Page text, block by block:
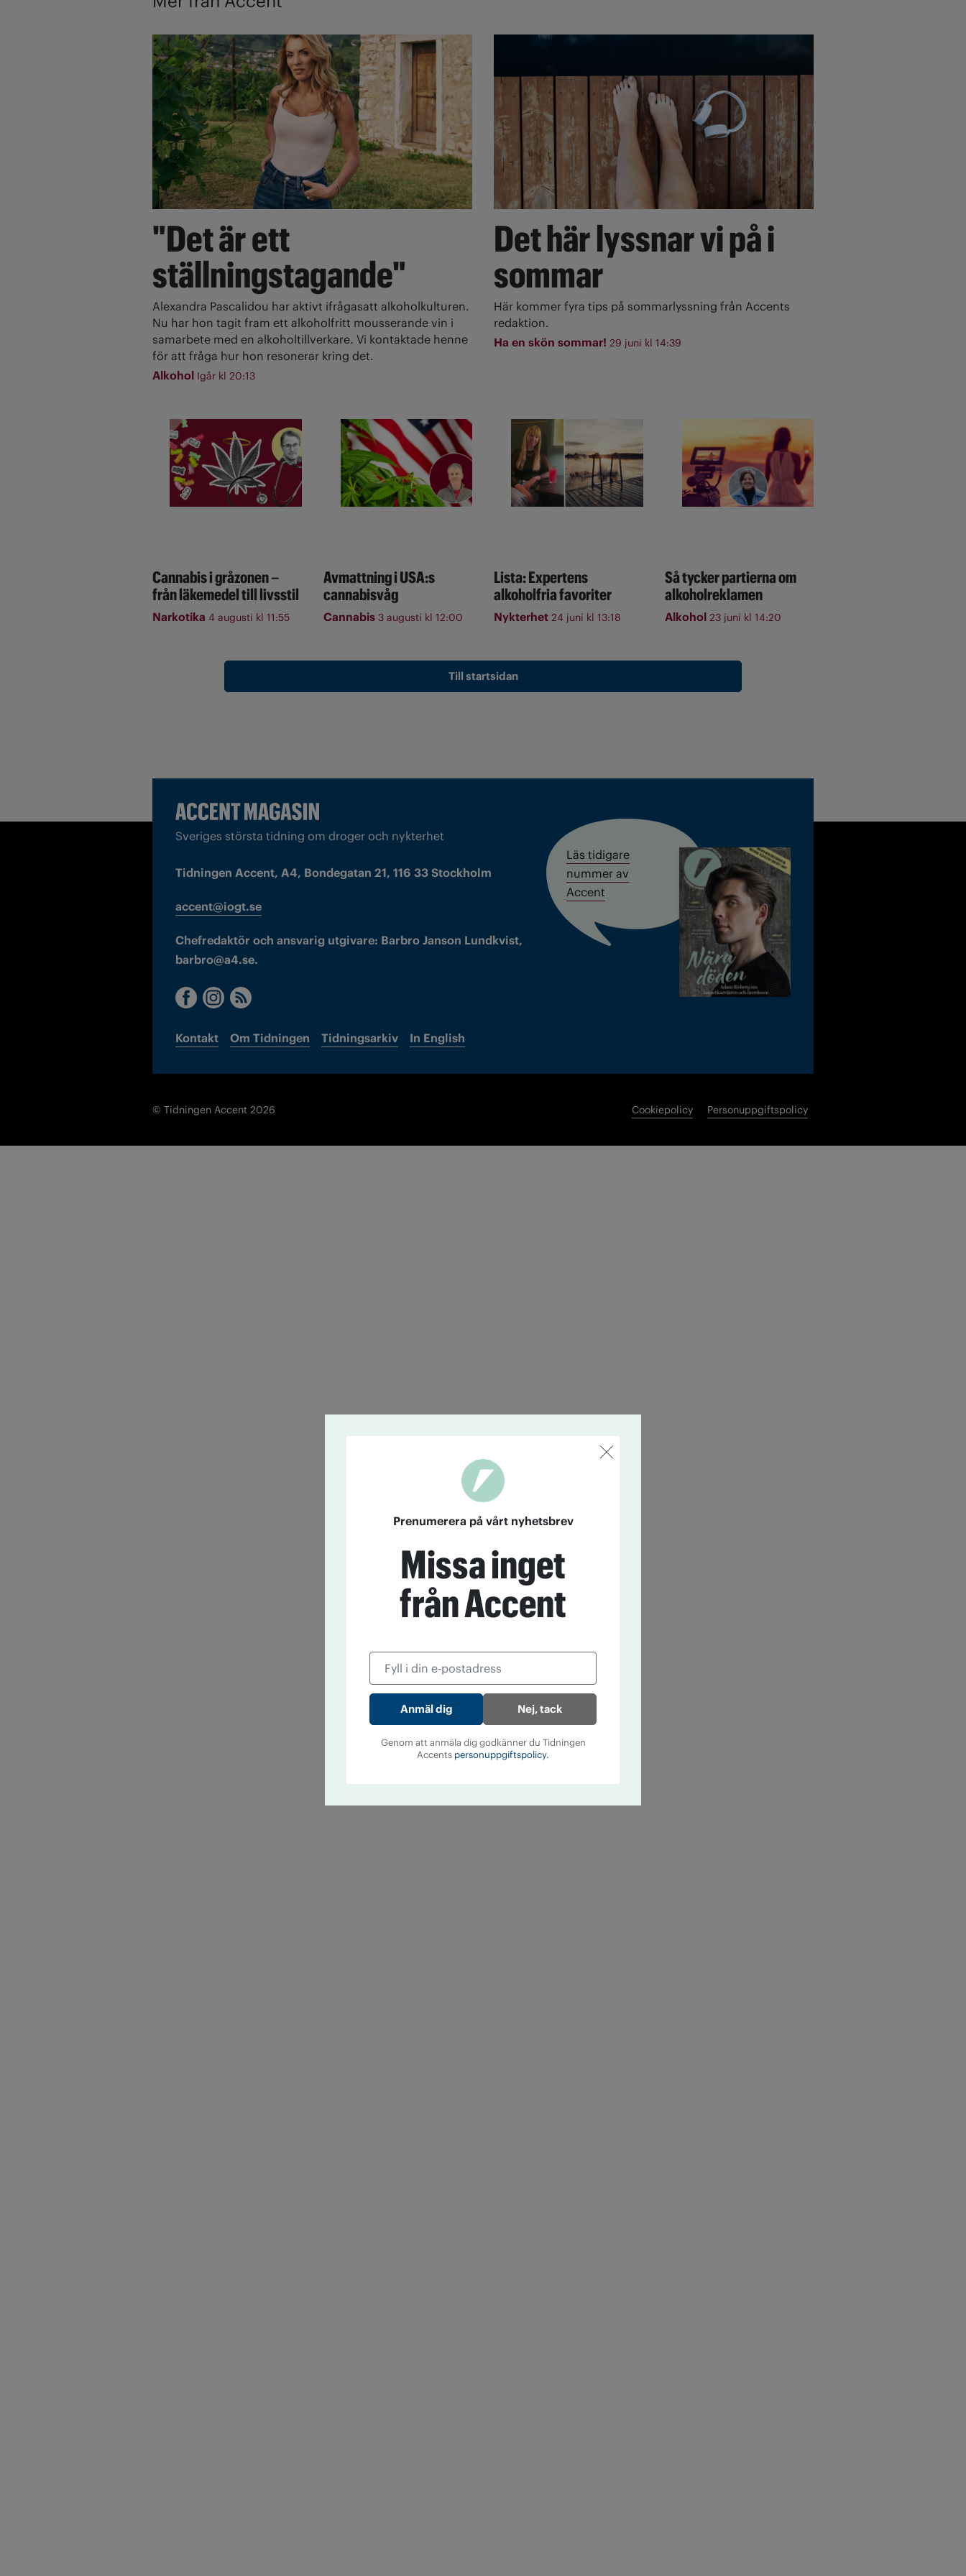
"Det är ett
ställningstagande"
Alexandra Pascalidou har aktivt ifrågasatt alkoholkulturen.
Nu har hon tagit fram ett alkoholfritt mousserande vin i
samarbete med en alkoholtillverkare. Vi kontaktade henne
för att fråga hur hon resonerar kring det.
Alkohol Igår kl 20:13
Cannabis i gråzonen –
från läkemedel till livsstil
Narkotika 4 augusti kl 11:55
Avmattning i USA:s
cannabisvåg
Cannabis 3 augusti kl 12:00
Det här lyssnar vi på i
sommar
Här kommer fyra tips på sommarlyssning från Accents
redaktion.
Ha en skön sommar! 29 juni kl 14:39
Lista: Expertens
alkoholfria favoriter
Nykterhet 24 juni kl 13:18
Så tycker partierna om
alkoholreklamen
Alkohol 23 juni kl 14:20
Till startsidan
Sveriges största tidning om droger och nykterhet
Tidningen Accent, A4, Bondegatan 21, 116 33 Stockholm
accent@iogt.se
Chefredaktör och ansvarig utgivare: Barbro Janson Lundkvist,
barbro@a4.se.
Kontakt Om Tidningen Tidningsarkiv In English
Läs tidigare
nummer av
Accent
© Tidningen Accent 2026 Cookiepolicy Personuppgiftspolicy
Prenumerera på vårt nyhetsbrev
Missa inget
från Accent
Nej, tack
Genom att anmäla dig godkänner du Tidningen
Accents personuppgiftspolicy.